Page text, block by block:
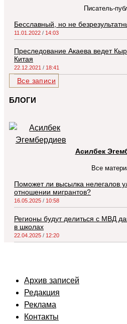
Писатель-
Бесславный, но не
11.01.2022 14:03
Преследование Акаева ведет
Китая
22.12.2021 18:41
Все записи
БЛОГИ
Асилбек
Все
Поможет ли высылка нелегалов
отношении мигрантов?
16.05.2025 10:58
Регионы будут делиться с МВД
в школах
22.04.2025 12:20
Архив записей
Редакция
Реклама
Контакты